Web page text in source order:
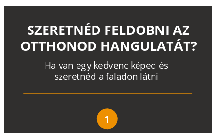
Ha van egy kedvenc képed és
szeretnéd a faladon látni
SZERETNÉD FELDOBNI AZ
OTTHONOD HANGULATÁT?
1